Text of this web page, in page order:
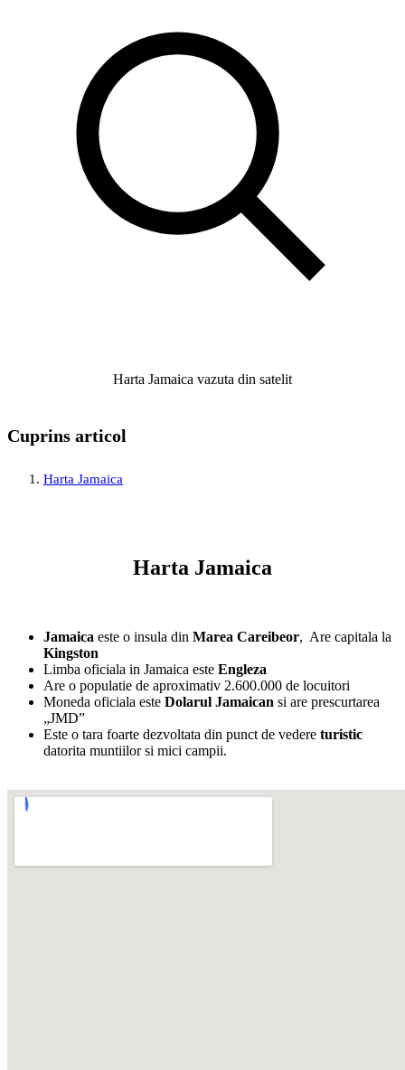
Harta Jamaica vazuta din satelit
Cuprins articol
Harta Jamaica
Harta Jamaica
Jamaica este o insula din Marea Careibeor, Are capitala la
Kingston
Limba oficiala in Jamaica este Engleza
Are o populatie de aproximativ 2.600.000 de locuitori
Moneda oficiala este Dolarul Jamaican si are prescurtarea
„JMD”
Este o tara foarte dezvoltata din punct de vedere turistic
datorita muntiilor si mici campii.